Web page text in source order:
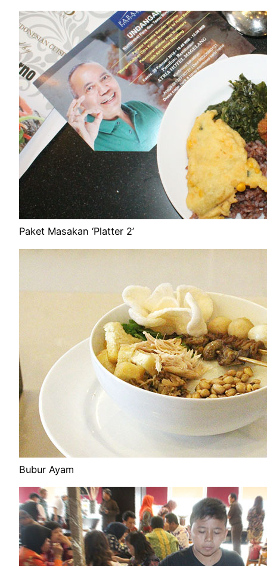
Paket Masakan ‘Platter 2’
Bubur Ayam